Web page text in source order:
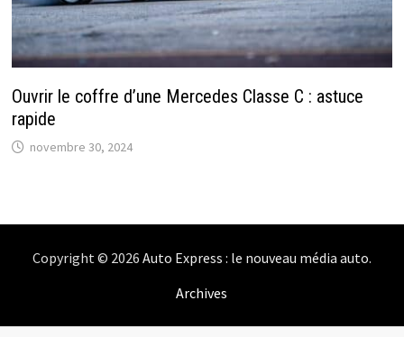
Ouvrir le coffre d’une Mercedes Classe C : astuce
rapide
novembre 30, 2024
Copyright © 2026 Auto Express : le nouveau média auto.
Archives